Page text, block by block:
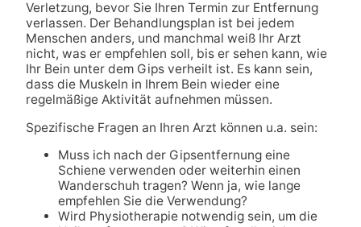
Verletzung, bevor Sie Ihren Termin zur Entfernung
verlassen. Der Behandlungsplan ist bei jedem
Menschen anders, und manchmal weiß Ihr Arzt
nicht, was er empfehlen soll, bis er sehen kann, wie
Ihr Bein unter dem Gips verheilt ist. Es kann sein,
dass die Muskeln in Ihrem Bein wieder eine
regelmäßige Aktivität aufnehmen müssen.
Spezifische Fragen an Ihren Arzt können u.a. sein:
Muss ich nach der Gipsentfernung eine
Schiene verwenden oder weiterhin einen
Wanderschuh tragen? Wenn ja, wie lange
empfehlen Sie die Verwendung?
Wird Physiotherapie notwendig sein, um die